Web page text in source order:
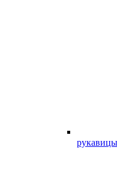
рукавицы